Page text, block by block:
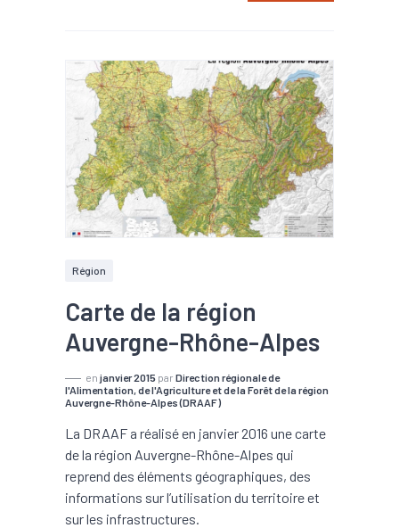
Région
Carte de la région
Auvergne-Rhône-Alpes
en janvier 2015 par Direction régionale de
l'Alimentation, de l'Agriculture et de la Forêt de la région
Auvergne-Rhône-Alpes (DRAAF)
La DRAAF a réalisé en janvier 2016 une carte
de la région Auvergne-Rhône-Alpes qui
reprend des éléments géographiques, des
informations sur l’utilisation du territoire et
sur les infrastructures.